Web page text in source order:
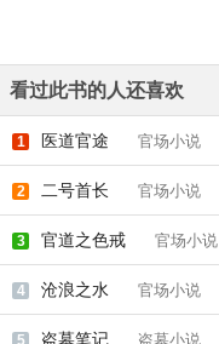
看过此书的人还喜欢
1 医道官途 官场小说
2 二号首长 官场小说
3 官道之色戒 官场小说
4 沧浪之水 官场小说
5 盗墓笔记 盗墓小说